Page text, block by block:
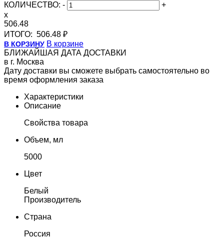
КОЛИЧЕСТВО: -
+
x
506.48
ИТОГО: 506.48 ₽
В КОРЗИНУ В корзине
БЛИЖАЙШАЯ ДАТА ДОСТАВКИ
в г. Москва
Дату доставки вы сможете выбрать самостоятельно во
время оформления заказа
Характеристики
Описание
Свойства товара
Объем, мл
5000
Цвет
Белый
Производитель
Страна
Россия